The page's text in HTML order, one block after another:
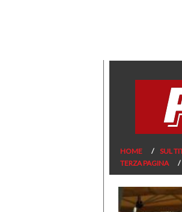
HOME SUL
TERZA PAGINA